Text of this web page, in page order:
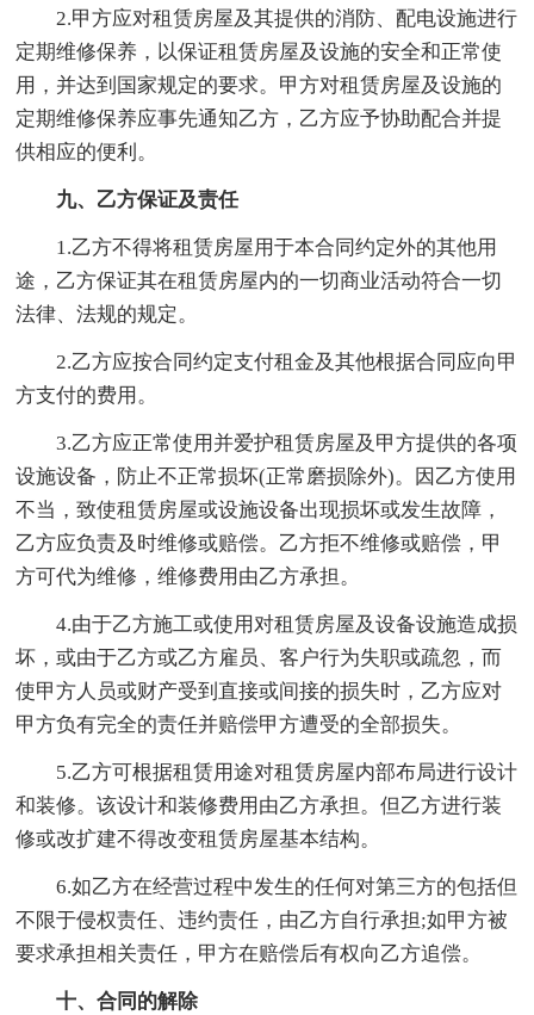
2.甲方应对租赁房屋及其提供的消防、配电设施进行
定期维修保养，以保证租赁房屋及设施的安全和正常使
用，并达到国家规定的要求。甲方对租赁房屋及设施的
定期维修保养应事先通知乙方，乙方应予协助配合并提
供相应的便利。
九、乙方保证及责任
1.乙方不得将租赁房屋用于本合同约定外的其他用
途，乙方保证其在租赁房屋内的一切商业活动符合一切
法律、法规的规定。
2.乙方应按合同约定支付租金及其他根据合同应向甲
方支付的费用。
3.乙方应正常使用并爱护租赁房屋及甲方提供的各项
设施设备，防止不正常损坏(正常磨损除外)。因乙方使用
不当，致使租赁房屋或设施设备出现损坏或发生故障，
乙方应负责及时维修或赔偿。乙方拒不维修或赔偿，甲
方可代为维修，维修费用由乙方承担。
4.由于乙方施工或使用对租赁房屋及设备设施造成损
坏，或由于乙方或乙方雇员、客户行为失职或疏忽，而
使甲方人员或财产受到直接或间接的损失时，乙方应对
甲方负有完全的责任并赔偿甲方遭受的全部损失。
5.乙方可根据租赁用途对租赁房屋内部布局进行设计
和装修。该设计和装修费用由乙方承担。但乙方进行装
修或改扩建不得改变租赁房屋基本结构。
6.如乙方在经营过程中发生的任何对第三方的包括但
不限于侵权责任、违约责任，由乙方自行承担;如甲方被
要求承担相关责任，甲方在赔偿后有权向乙方追偿。
十、合同的解除